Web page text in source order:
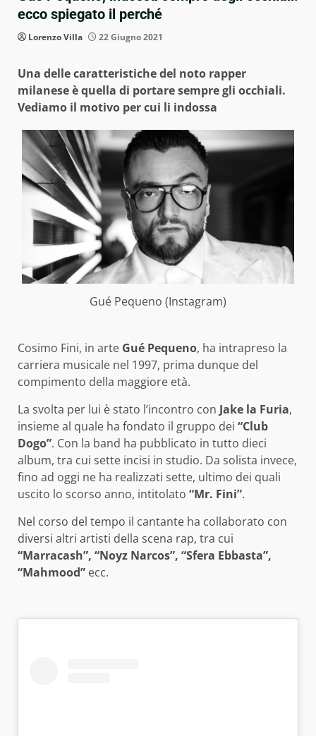
ecco spiegato il perché
Lorenzo Villa 22 Giugno 2021
Una delle caratteristiche del noto rapper
milanese è quella di portare sempre gli occhiali.
Vediamo il motivo per cui li indossa
Gué Pequeno (Instagram)
Cosimo Fini, in arte Gué Pequeno, ha intrapreso la
carriera musicale nel 1997, prima dunque del
compimento della maggiore età.
La svolta per lui è stato l’incontro con Jake la Furia,
insieme al quale ha fondato il gruppo dei “Club
Dogo”. Con la band ha pubblicato in tutto dieci
album, tra cui sette incisi in studio. Da solista invece,
fino ad oggi ne ha realizzati sette, ultimo dei quali
uscito lo scorso anno, intitolato “Mr. Fini”.
Nel corso del tempo il cantante ha collaborato con
diversi altri artisti della scena rap, tra cui
“Marracash”, “Noyz Narcos”, “Sfera Ebbasta”,
“Mahmood” ecc.